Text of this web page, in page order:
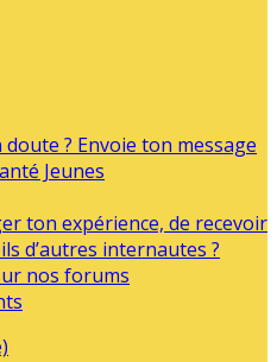
? Envoie ton message
Jeunes
ton expérience, de recevoir
d’autres internautes ?
nos forums